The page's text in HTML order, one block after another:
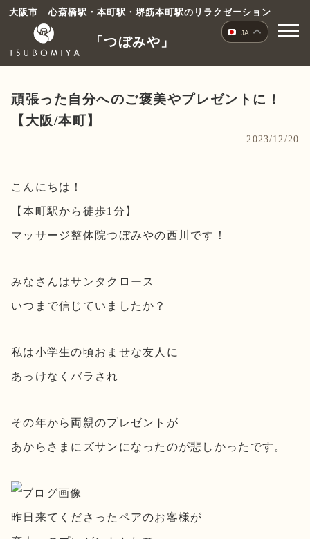
コ
ン
大阪市 心斎橋駅・本町駅・堺筋本町駅のリラクゼーション
「つぼみや」
頑張った自分へのご褒美やプレゼントに！
【大阪/本町】
2023/12/20
こんにちは！
【本町駅から徒歩1分】
マッサージ整体院つぼみやの西川です！
みなさんはサンタクロース
いつまで信じていましたか？
私は小学生の頃おませな友人に
あっけなくバラされ
その年から両親のプレゼントが
あからさまにズサンになったのが悲しかったです。
昨日来てくださったペアのお客様が
JA